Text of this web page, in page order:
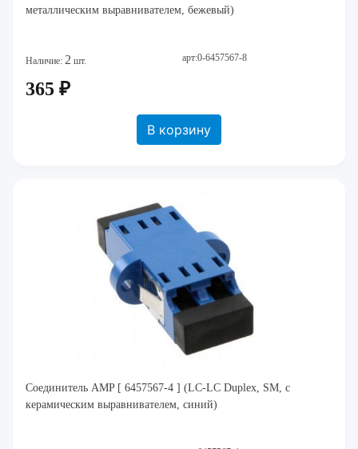
металлическим выравнивателем, бежевый)
Наличие: 2 шт. арт:0-6457567-8
365 ₽
В корзину
Соединитель AMP [ 6457567-4 ] (LC-LC Duplex, SM, с
керамическим выравнивателем, синий)